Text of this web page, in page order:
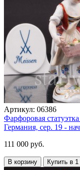
Артикул: 06386
Фарфоровая
Германия, сер. 19 -
111 000 руб.
В корзину Купить в 1